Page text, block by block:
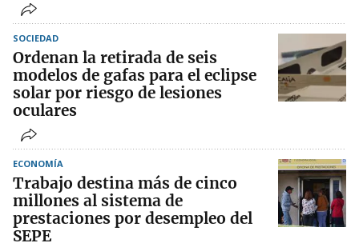
SOCIEDAD
Ordenan la retirada de seis
modelos de gafas para el eclipse
solar por riesgo de lesiones
oculares
ECONOMÍA
Trabajo destina más de cinco
millones al sistema de
prestaciones por desempleo del
SEPE